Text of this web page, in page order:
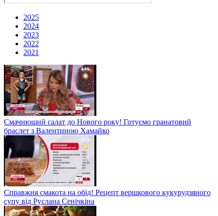
2025
2024
2023
2022
2021
Смачнющий салат до Нового року! Готуємо гранатовий
браслет з Валентиною Хамайко
Справжня смакота на обід! Рецепт вершкового кукурудзяного
супу від Руслана Сенічкіна